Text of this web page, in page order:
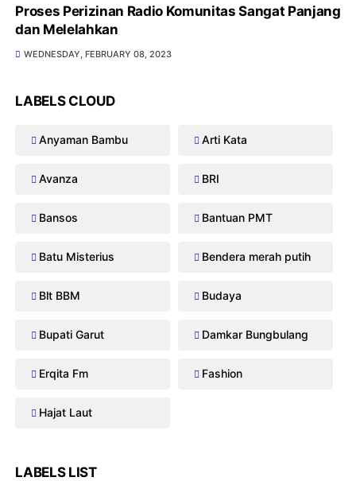
Proses Perizinan Radio Komunitas Sangat Panjang
dan Melelahkan
WEDNESDAY, FEBRUARY 08, 2023
LABELS CLOUD
Anyaman Bambu Arti Kata
Avanza BRI
Bansos Bantuan PMT
Batu Misterius Bendera merah putih
Blt BBM Budaya
Bupati Garut Damkar Bungbulang
Erqita Fm Fashion
Hajat Laut
LABELS LIST